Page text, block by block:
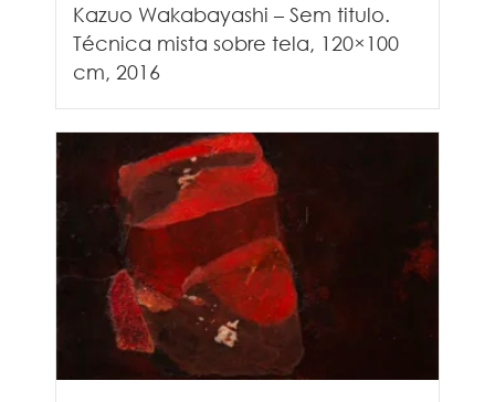
Kazuo Wakabayashi – Sem titulo.
Técnica mista sobre tela, 120×100
cm, 2016